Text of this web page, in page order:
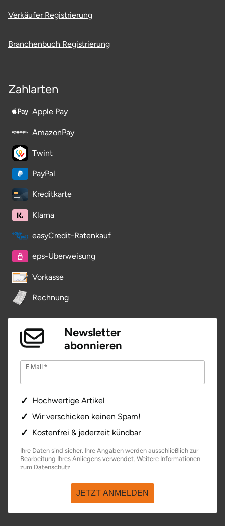
Verkäufer Registrierung
Branchenbuch Registrierung
Zahlarten
Apple Pay
AmazonPay
Twint
PayPal
Kreditkarte
Klarna
easyCredit-Ratenkauf
eps-Überweisung
Vorkasse
Rechnung
Newsletter
abonnieren
E-Mail
Hochwertige Artikel
Wir verschicken keinen Spam!
Kostenfrei & jederzeit kündbar
Ihre Daten sind sicher. Ihre Angaben werden ausschließlich zur
Bearbeitung Ihres Anliegens verwendet. Weitere Informationen
zum Datenschutz
JETZT ANMELDEN